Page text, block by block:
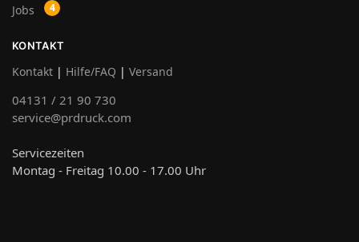
Jobs
KONTAKT
Kontakt | Hilfe/FAQ | Versand
04131 / 21 90 730
service@prdruck.com
Servicezeiten
Montag - Freitag 10.00 - 17.00 Uhr